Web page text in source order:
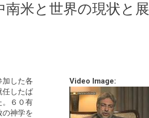
米と世界の現状と展
Video Image:
加した各
任したば
。６０有
の神学を